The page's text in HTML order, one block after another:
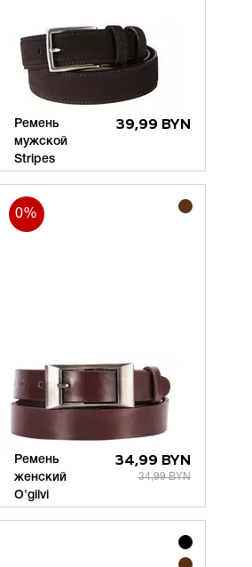
Ремень
мужской
Stripes
39,99 BYN
Ремень
женский
O'gilvi
34,99 BYN
34,99 BYN
0%